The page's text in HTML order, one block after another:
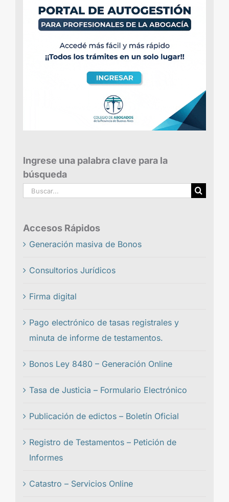
Ingrese una palabra clave para la
búsqueda
Buscar:
Accesos Rápidos
Generación masiva de Bonos
Consultorios Jurídicos
Firma digital
Pago electrónico de tasas registrales y
minuta de informe de testamentos.
Bonos Ley 8480 – Generación Online
Tasa de Justicia – Formulario Electrónico
Publicación de edictos – Boletín Oficial
Registro de Testamentos – Petición de
Informes
Catastro – Servicios Online